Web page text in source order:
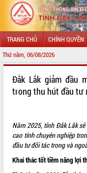
TRANG CHỦ CHÍNH QUYỀN
Thứ năm, 06/08/2026
GIỚI THIỆU
LÃNH ĐẠO UBND TỈNH
SỞ, BAN, NGÀNH
Đắk Lắk giảm đầu
trong thu hút đầu tư
Năm 2025, tỉnh Đắk Lắk sẽ
cao tính chuyên nghiệp
đầu tư đối tác trong và
Khai thác tốt tiềm năng lợi